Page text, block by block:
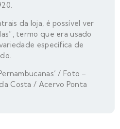
da loja, é possível ver
termo que era usado
específica de
/ Foto –
Costa / Acervo Ponta